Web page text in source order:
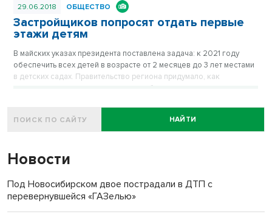
29.06.2018 ОБЩЕСТВО
Застройщиков попросят отдать первые
этажи детям
В майских указах президента поставлена задача: к 2021 году
обеспечить всех детей в возрасте от 2 месяцев до 3 лет местами
в детских садах. Правительство региона придумало, как
выполнить поставленные задачи: в области построят семь новых
НАЙТИ
Новости
Под Новосибирском двое пострадали в ДТП с
перевернувшейся «ГАЗелью»